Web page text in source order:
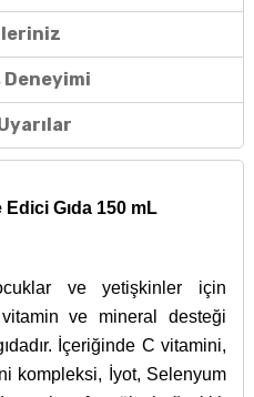
Deneyimi
Gıda 150 mL
ve yetişkinler için
ve mineral desteği
İçeriğinde C vitamini,
kompleksi, İyot, Selenyum